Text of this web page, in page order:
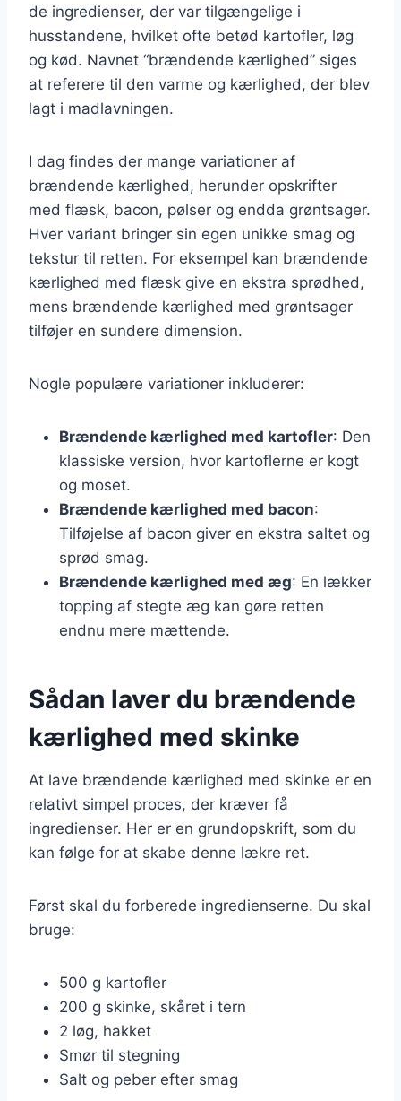
de ingredienser, der var tilgængelige i
husstandene, hvilket ofte betød kartofler, løg
og kød. Navnet “brændende kærlighed” siges
at referere til den varme og kærlighed, der blev
lagt i madlavningen.
I dag findes der mange variationer af
brændende kærlighed, herunder opskrifter
med flæsk, bacon, pølser og endda grøntsager.
Hver variant bringer sin egen unikke smag og
tekstur til retten. For eksempel kan brændende
kærlighed med flæsk give en ekstra sprødhed,
mens brændende kærlighed med grøntsager
tilføjer en sundere dimension.
Nogle populære variationer inkluderer:
Brændende kærlighed med kartofler: Den
klassiske version, hvor kartoflerne er kogt
og moset.
Brændende kærlighed med bacon:
Tilføjelse af bacon giver en ekstra saltet og
sprød smag.
Brændende kærlighed med æg: En lækker
topping af stegte æg kan gøre retten
endnu mere mættende.
Sådan laver du brændende
kærlighed med skinke
At lave brændende kærlighed med skinke er en
relativt simpel proces, der kræver få
ingredienser. Her er en grundopskrift, som du
kan følge for at skabe denne lækre ret.
Først skal du forberede ingredienserne. Du skal
bruge:
500 g kartofler
200 g skinke, skåret i tern
2 løg, hakket
Smør til stegning
Salt og peber efter smag